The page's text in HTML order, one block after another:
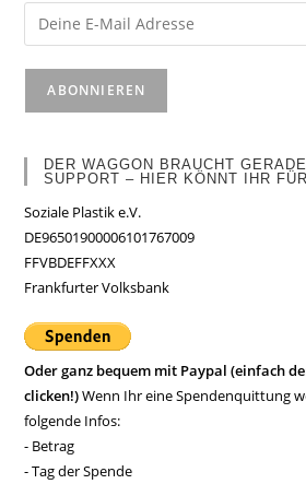
DER WAGGON BRAUCHT
SUPPORT – HIER KÖNNT IHR
Soziale Plastik e.V.
DE96501900006101767009
FFVBDEFFXXX
Frankfurter Volksbank
Oder ganz bequem mit Paypal (einfach
clicken!)Wenn Ihr eine Spendenquittung
folgende Infos:
- Betrag
- Tag der Spende